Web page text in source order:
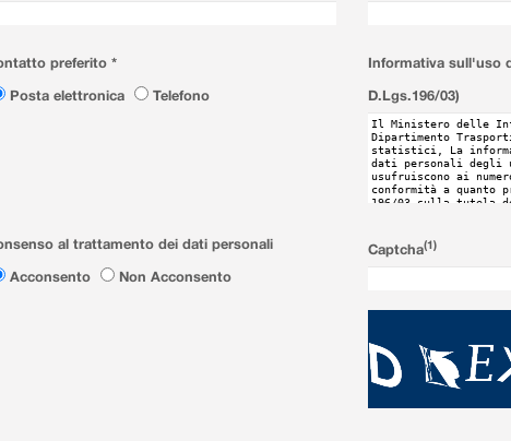
preferito *
Posta elettronica
Telefono
Informativa sull'uso
D.Lgs.196/03)
al trattamento dei dati personali
Acconsento
Non Acconsento
Captcha(1)